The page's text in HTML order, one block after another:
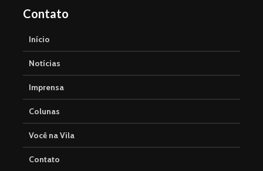
Contato
Início
Notícias
Imprensa
Colunas
Você na Vila
Contato